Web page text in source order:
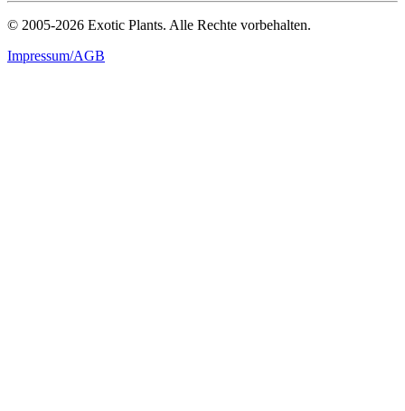
© 2005-2026 Exotic Plants. Alle Rechte vorbehalten.
Impressum/AGB